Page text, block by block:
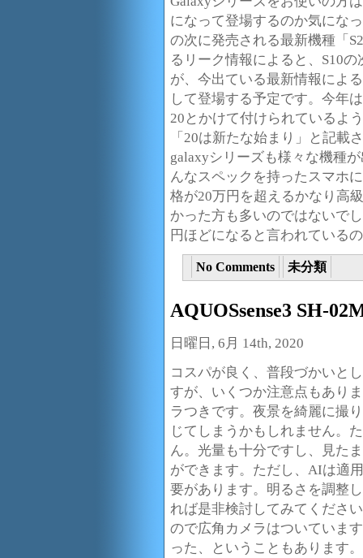
になって登場するのか気にな
の次に発売される最新機種「
るリーク情報によると、S10
が、今出ている最新情報によ
して登場する予定です。今年
20とかけて付けられているよ
「20は新たな始まり」と記載
galaxyシリーズも様々な機種
んなスペックを持ったスマホ
格が20万円を超えるかなり高
かった方も多いのではないで
円ほどになると言われている
No Comments 未分類
AQUOSsense3 SH-
日曜日, 6月 14th, 2020
コスパが良く、普段づかいと
すが、いくつか注意点もあり
ラつきです。夜景を綺麗に撮
じてしまうかもしれません。
ん。光量も十分ですし、見た
ができます。ただし、AIは適
要があります。明るさを調整
れば是非検討してみてくださ
ので広角カメラはついていま
った、ということもあります